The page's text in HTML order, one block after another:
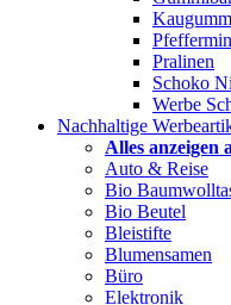
Pralinen
Schoko
Werbe
Nachhaltige
Alles anzeigen
Auto & Reise
Bio
Bio Beutel
Bleistifte
Blumensamen
Büro
Elektronik